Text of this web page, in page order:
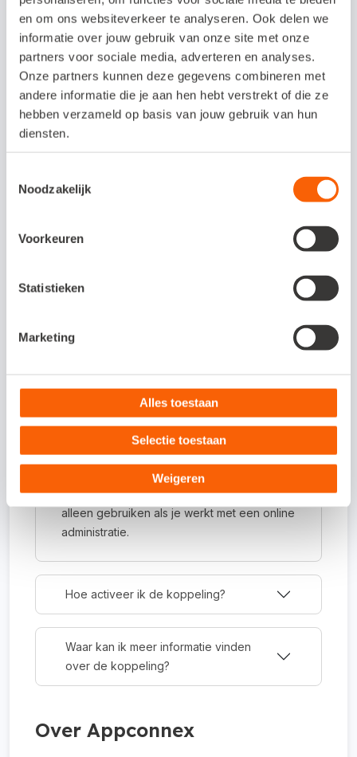
en om ons websiteverkeer te analyseren. Ook delen we
informatie over jouw gebruik van onze site met onze
partners voor sociale media, adverteren en analyses.
Onze partners kunnen deze gegevens combineren met
andere informatie die je aan hen hebt verstrekt of die ze
hebben verzameld op basis van jouw gebruik van hun
diensten.
Noodzakelijk
Voorkeuren
Statistieken
Marketing
Alles toestaan
Selectie toestaan
Weigeren
Kosten koppeling /
proefperiode
Gratis.
Interesse in deze
op met Appconnex via e-mailadres
telefoonnummer 085 - 022 0940.
Veelgestelde vragen
Om wat voor type koppeling gaat het?
Dit is een API-koppeling. Een API-koppeling
werkt volledig online en kun je daarom
alleen gebruiken als je werkt met een online
administratie.
Hoe activeer ik de koppeling?
Waar kan ik meer informatie vinden
over de koppeling?
Over Appconnex